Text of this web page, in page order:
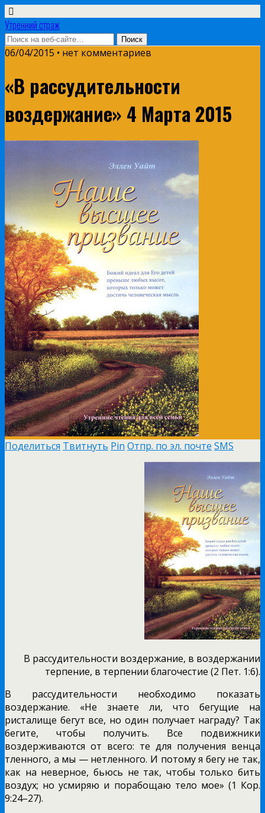
Утренний страж
06/04/2015 • нет комментариев
«В рассудительности
воздержание» 4 Марта 2015
Поделиться Твитнуть Pin Отпр. по эл. почте SMS
В рассудительности воздержание, в воздержании
терпение, в терпении благочестие (2 Пет. 1:6).
В рассудительности необходимо показать
воздержание. «Не знаете ли, что бегущие на
ристалище бегут все, но один получает награду? Так
бегите, чтобы получить. Все подвижники
воздерживаются от всего: те для получения венца
тленного, а мы — нетленного. И потому я бегу не так,
как на неверное, бьюсь не так, чтобы только бить
воздух; но усмиряю и порабощаю тело мое» (1 Кор.
9:24–27).